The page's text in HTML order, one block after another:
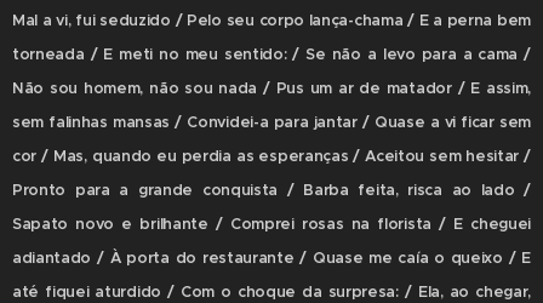
Mal a vi, fui seduzido / Pelo seu corpo lança-chama / E a perna bem
torneada / E meti no meu sentido: / Se não a levo para a cama /
Não sou homem, não sou nada / Pus um ar de matador / E assim,
sem falinhas mansas / Convidei-a para jantar / Quase a vi ficar sem
cor / Mas, quando eu perdia as esperanças / Aceitou sem hesitar /
Pronto para a grande conquista / Barba feita, risca ao lado /
Sapato novo e brilhante / Comprei rosas na florista / E cheguei
adiantado / À porta do restaurante / Quase me caía o queixo / E
até fiquei aturdido / Com o choque da surpresa: / Ela, ao chegar,